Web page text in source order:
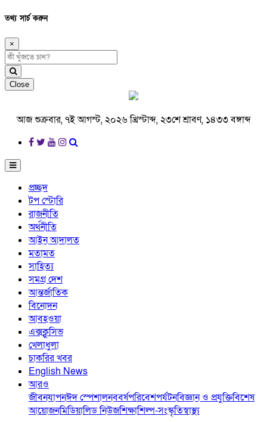
তথ্য সার্চ করুন
×
Close
আজ শুক্রবার, ৭ই আগস্ট, ২০২৬ খ্রিস্টাব্দ, ২৩শে শ্রাবণ, ১৪৩৩ বঙ্গাব্দ
প্রচ্ছদ
টপ স্টোরি
রাজনীতি
অর্থনীতি
আইন আদালত
মতামত
সাহিত্য
সমগ্র দেশ
আন্তর্জাতিক
বিনোদন
আবহওয়া
এক্সক্লুসিভ
খেলাধুলা
চাকরির খবর
English News
আরও
জীবনযাপনঈদ স্পেশালনববর্ষপরিবেশপর্যটনবিজ্ঞান ও প্রযুক্তিবিশেষ
আয়োজনমিডিয়ালিড নিউজশিক্ষাশিল্প-সংস্কৃতিস্বাস্থ্য